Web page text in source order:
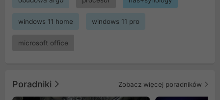
windows 11 home windows 11 pro
microsoft office
Poradniki Zobacz więcej poradników